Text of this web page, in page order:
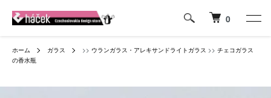
0
ホーム ガラス >> ウランガラス・アレキサンドライトガラス >> チェコガラス
の香水瓶